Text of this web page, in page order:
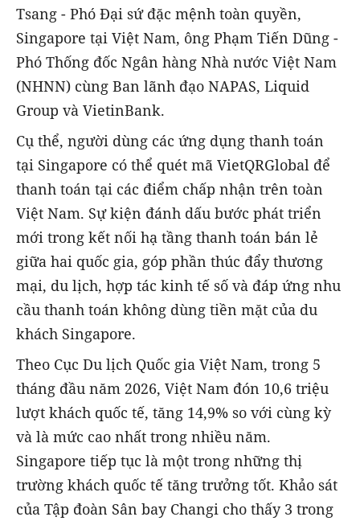
Tsang - Phó Đại sứ đặc mệnh toàn quyền,
Singapore tại Việt Nam, ông Phạm Tiến Dũng -
Phó Thống đốc Ngân hàng Nhà nước Việt Nam
(NHNN) cùng Ban lãnh đạo NAPAS, Liquid
Group và VietinBank.
Cụ thể, người dùng các ứng dụng thanh toán
tại Singapore có thể quét mã VietQRGlobal để
thanh toán tại các điểm chấp nhận trên toàn
Việt Nam. Sự kiện đánh dấu bước phát triển
mới trong kết nối hạ tầng thanh toán bán lẻ
giữa hai quốc gia, góp phần thúc đẩy thương
mại, du lịch, hợp tác kinh tế số và đáp ứng nhu
cầu thanh toán không dùng tiền mặt của du
khách Singapore.
Theo Cục Du lịch Quốc gia Việt Nam, trong 5
tháng đầu năm 2026, Việt Nam đón 10,6 triệu
lượt khách quốc tế, tăng 14,9% so với cùng kỳ
và là mức cao nhất trong nhiều năm.
Singapore tiếp tục là một trong những thị
trường khách quốc tế tăng trưởng tốt. Khảo sát
của Tập đoàn Sân bay Changi cho thấy 3 trong